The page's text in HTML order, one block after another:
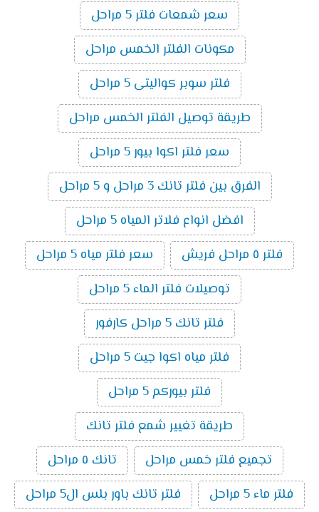
سعر شمعات فلتر 5 مراحل
مكونات الفلتر الخمس مراحل
فلتر سوبر كواليتى 5 مراحل
طريقة توصيل الفلتر الخمس مراحل
سعر فلتر اكوا بيور 5 مراحل
الفرق بين فلتر تانك 3 مراحل و 5 مراحل
افضل انواع فلاتر المياه 5 مراحل
فلتر ٥ مراحل فريش
سعر فلتر مياه 5 مراحل
توصيلات فلتر الماء 5 مراحل
فلتر تانك 5 مراحل كارفور
فلتر مياه اكوا جيت 5 مراحل
فلتر بيوركم 5 مراحل
طريقة تغيير شمع فلتر تانك
تجميع فلتر خمس مراحل
تانك ٥ مراحل
فلتر ماء 5 مراحل
فلتر تانك باور بلس ال5 مراحل